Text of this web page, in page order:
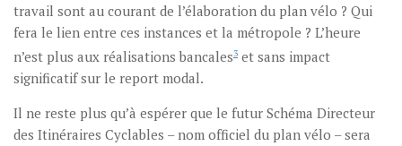
travail sont au courant de l’élaboration du plan vélo ? Qui
fera le lien entre ces instances et la métropole ? L’heure
n’est plus aux réalisations bancales3 et sans impact
significatif sur le report modal.
Il ne reste plus qu’à espérer que le futur Schéma Directeur
des Itinéraires Cyclables – nom officiel du plan vélo – sera